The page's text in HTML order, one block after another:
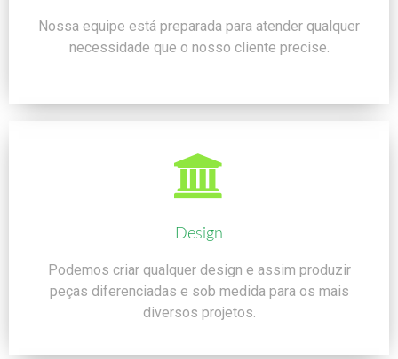
Nossa equipe está preparada para atender qualquer
necessidade que o nosso cliente precise.
Design
Podemos criar qualquer design e assim produzir
peças diferenciadas e sob medida para os mais
diversos projetos.